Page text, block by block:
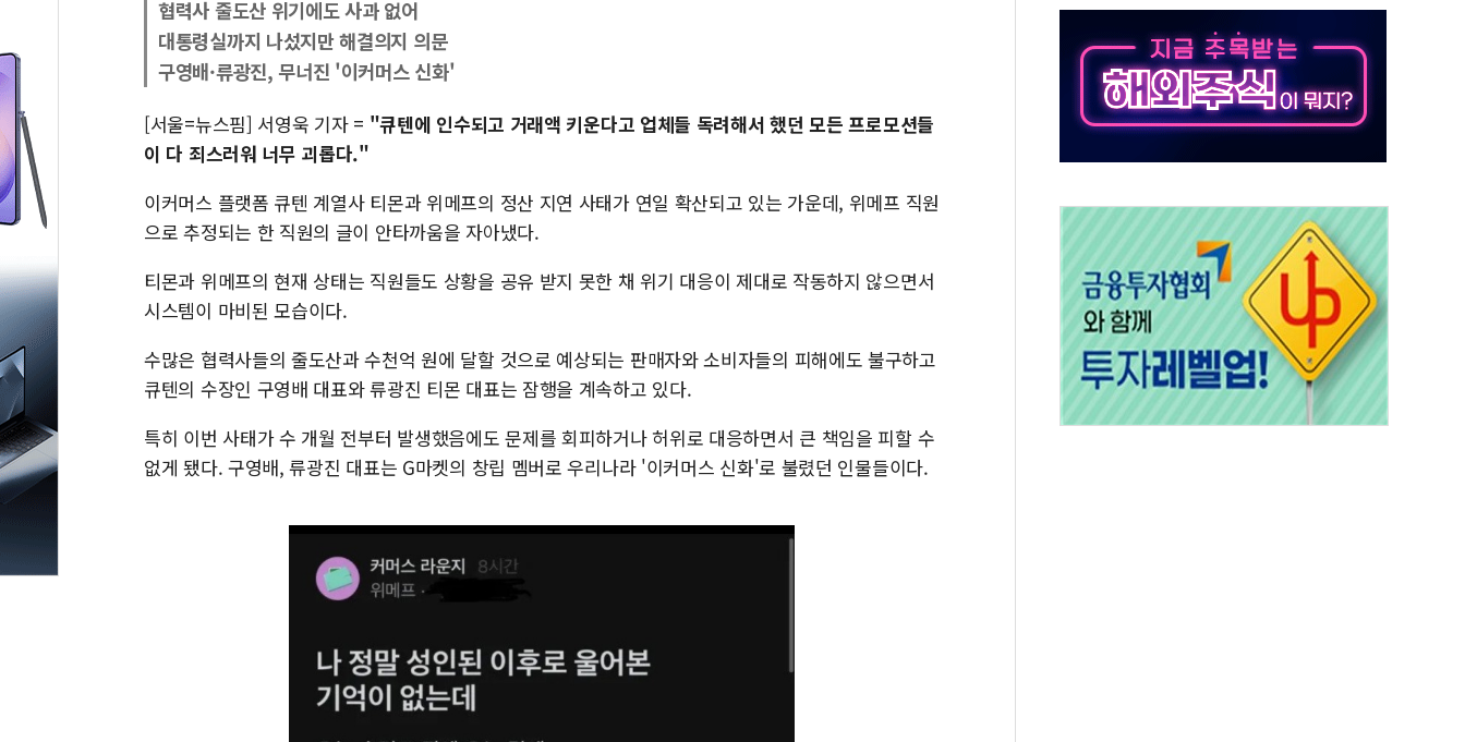
李대통령, 규제합리화위 부위원장에 김태유·국립외교원장에 김흥규
한병도 "국민의힘, 말로만 주택 공급…도시정비법·주택법 등 처리 협조하라"
금투협, ChatGPT로 투자 웹리포트 만든다…AI 금융데이터 분석 과정 개설
박홍근 "국가재정시스템 안정성 한순간도 흔들려선 안돼"
협력사 줄도산 위기에도 사과 없어
대통령실까지 나섰지만 해결의지 의문
구영배·류광진, 무너진 '이커머스 신화'
[서울=뉴스핌] 서영욱 기자 = "큐텐에 인수되고 거래액 키운다고 업체들 독려해서 했던 모든 프로모션들
이 다 죄스러워 너무 괴롭다."
이커머스 플랫폼 큐텐 계열사 티몬과 위메프의 정산 지연 사태가 연일 확산되고 있는 가운데, 위메프 직원
으로 추정되는 한 직원의 글이 안타까움을 자아냈다.
티몬과 위메프의 현재 상태는 직원들도 상황을 공유 받지 못한 채 위기 대응이 제대로 작동하지 않으면서
시스템이 마비된 모습이다.
수많은 협력사들의 줄도산과 수천억 원에 달할 것으로 예상되는 판매자와 소비자들의 피해에도 불구하고
큐텐의 수장인 구영배 대표와 류광진 티몬 대표는 잠행을 계속하고 있다.
특히 이번 사태가 수 개월 전부터 발생했음에도 문제를 회피하거나 허위로 대응하면서 큰 책임을 피할 수
없게 됐다. 구영배, 류광진 대표는 G마켓의 창립 멤버로 우리나라 '이커머스 신화'로 불렸던 인물들이다.